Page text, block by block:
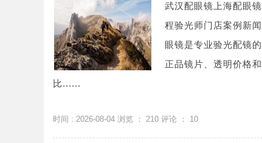
武汉配眼镜上海配眼
程验光师门店案例新
眼镜是专业验光配镜
正品镜片、透明价格
比......
时间 : 2026-08-04 浏览 ： 210 评论 ： 10